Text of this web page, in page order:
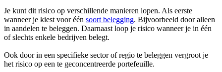
Je kunt dit risico op verschillende manieren lopen. Als eerste
wanneer je kiest voor één soort belegging. Bijvoorbeeld door alleen
in aandelen te beleggen. Daarnaast loop je risico wanneer je in één
of slechts enkele bedrijven belegt.
Ook door in een specifieke sector of regio te beleggen vergroot je
het risico op een te geconcentreerde portefeuille.